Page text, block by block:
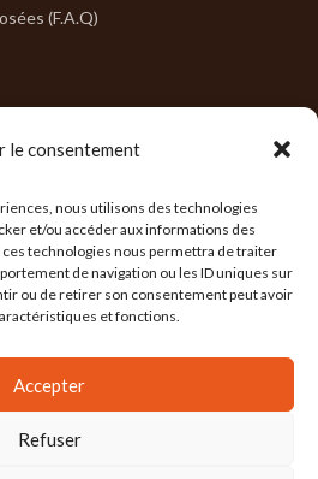
le consentement
nous utilisons des technologies
et/ou accéder aux informations des
ces technologies nous permettra de traiter
de navigation ou les ID uniques sur
ou de retirer son consentement peut avoir
et fonctions.
Accepter
Refuser
(F.A.Q)
l'Agence Ailleurs